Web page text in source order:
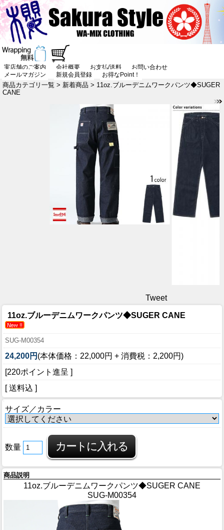
実店舗のご案内 会社概要 お支払/送料
お問い合わせ
メールマガジン
新規会員登録 お得なPoint！
商品カテゴリ一覧 > 新着商品 > 11oz.ブルーデニムワークパンツ◆SUGER
CANE
Tweet
11oz.ブルーデニムワークパンツ◆SUGER CANE
SUG-M00354
24,200円 (本体価格：22,000円 + 消費税：2,200円)
[220ポイント進呈 ]
[ 送料込 ]
サイズ／カラー
数量
商品説明
11oz.ブルーデニムワークパンツ◆SUGER CANE
SUG-M00354